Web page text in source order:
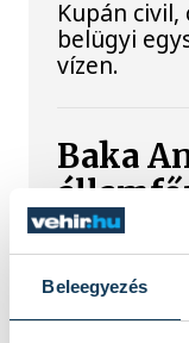
Beleegyezés
Kupán
belügyi
vízen.
Baka
Baka
korábbi